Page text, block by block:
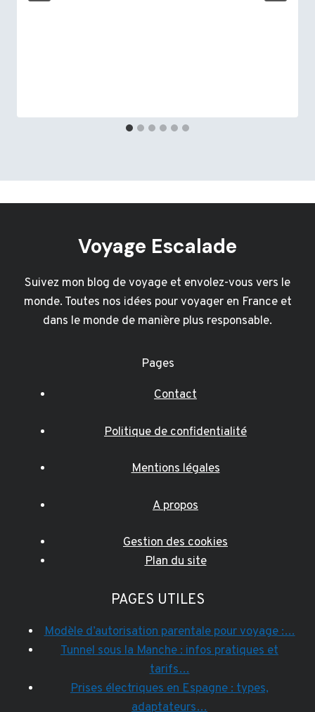
Voyage Escalade
Suivez mon blog de voyage et envolez-vous vers le
monde. Toutes nos idées pour voyager en France et
dans le monde de manière plus responsable.
Pages
Contact
Politique de confidentialité
Mentions légales
A propos
Gestion des cookies
Plan du site
PAGES UTILES
Modèle d’autorisation parentale pour voyage :…
Tunnel sous la Manche : infos pratiques et
tarifs…
Prises électriques en Espagne : types,
adaptateurs…